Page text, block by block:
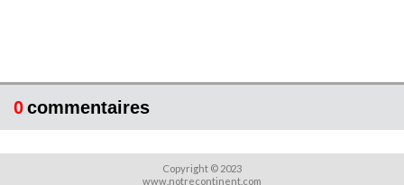
0commentaires
Copyright © 2023
www.notrecontinent.com